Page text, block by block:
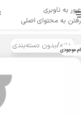
عبور به ناوبری
رفتن به محتوای اصلی
منو
خانه/بدون دسته‌بندی موجودی